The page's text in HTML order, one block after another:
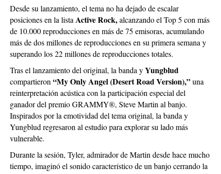
Desde su lanzamiento, el tema no ha dejado de escalar
posiciones en la lista Active Rock,alcanzando el Top 5 con más
de 10.000 reproducciones en más de 75 emisoras, acumulando
más de dos millones de reproducciones en su primera semana y
superando los 22 millones de reproducciones totales.
Tras el lanzamiento del original, la banda yYungblud
compartieron “My Only Angel (Desert Road Version),”una
reinterpretación acústica con la participación especial del
ganador del premio GRAMMY®, Steve Martin al banjo.
Inspirados por la emotividad del tema original, la banda y
Yungblud regresaron al estudio para explorar su lado más
vulnerable.
Durante la sesión, Tyler, admirador de Martin desde hace mucho
tiempo, imaginó el sonido característico de un banjo cerrando la